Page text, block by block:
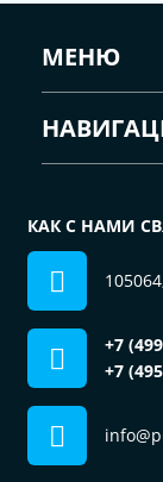
МЕНЮ
КАК С НАМИ
+7
+7